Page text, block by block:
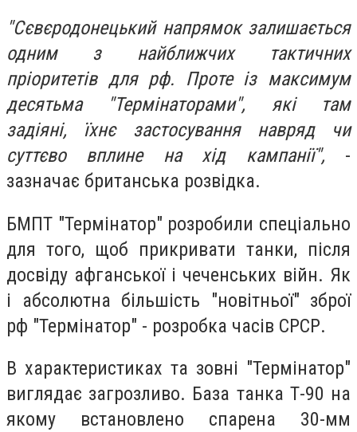
"Сєвєродонецький напрямок залишається
одним з найближчих тактичних
пріоритетів для рф. Проте із максимум
десятьма "Термінаторами", які там
задіяні, їхнє застосування навряд чи
суттєво вплине на хід кампанії", -
зазначає британська розвідка.
БМПТ "Термінатор" розробили спеціально
для того, щоб прикривати танки, після
досвіду афганської і чеченських війн. Як
і абсолютна більшість "новітньої" зброї
рф "Термінатор" - розробка часів СРСР.
В характеристиках та зовні "Термінатор"
виглядає загрозливо. База танка Т-90 на
якому встановлено спарена 30-мм